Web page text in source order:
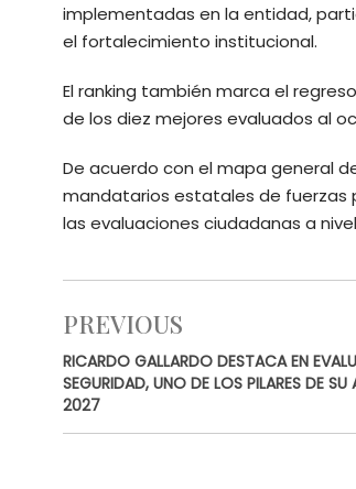
implementadas en la entidad,
el fortalecimiento institucional.
El ranking también marca el
de los diez mejores evaluados al
De acuerdo con el mapa general
mandatarios estatales de fuerzas
las evaluaciones ciudadanas a
PREVIOUS
RICARDO GALLARDO DESTACA EN
SEGURIDAD, UNO DE LOS PILARES DE
2027